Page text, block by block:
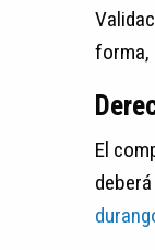
forma,
El